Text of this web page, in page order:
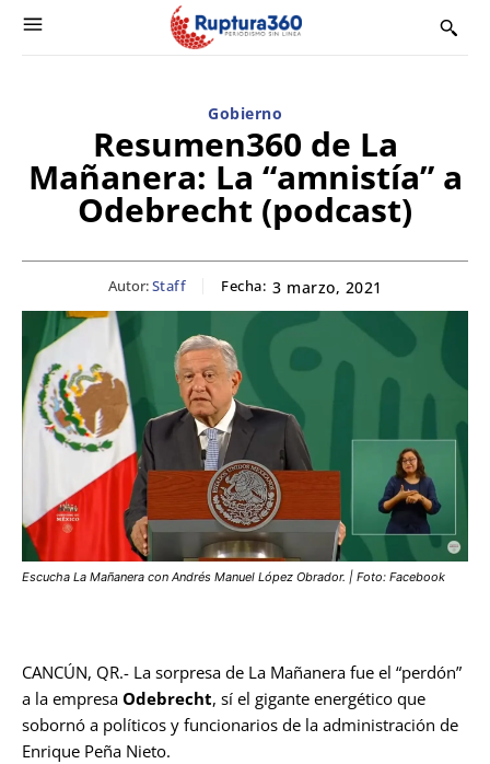
Gobierno
Resumen360 de La
Mañanera: La “amnistía” a
Odebrecht (podcast)
Autor:Staff Fecha: 3 marzo, 2021
Escucha La Mañanera con Andrés Manuel López Obrador. | Foto: Facebook
CANCÚN, QR.- La sorpresa de La Mañanera fue el “perdón”
a la empresa Odebrecht, sí el gigante energético que
sobornó a políticos y funcionarios de la administración de
Enrique Peña Nieto.